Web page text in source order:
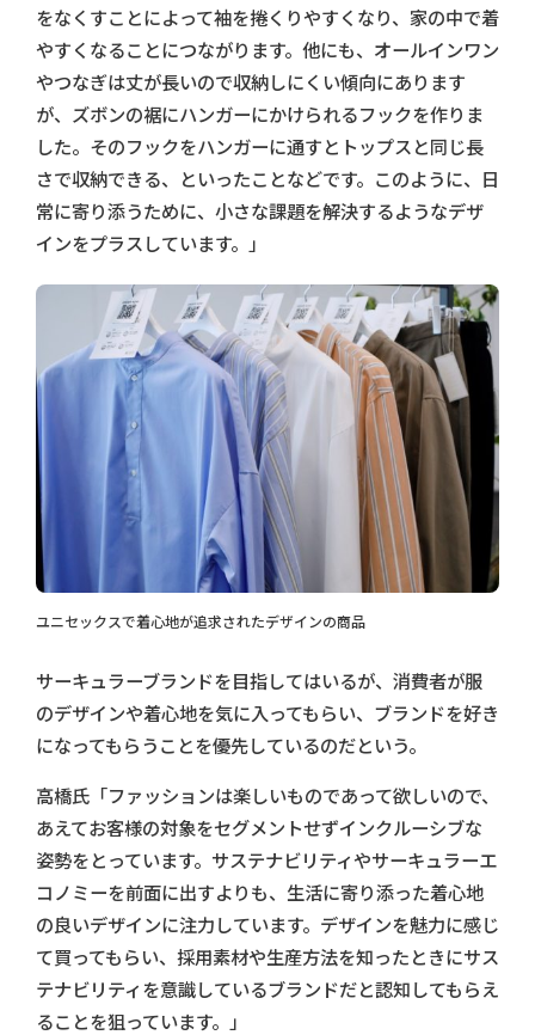
をなくすことによって袖を捲くりやすくなり、家の中で着
やすくなることにつながります。他にも、オールインワン
やつなぎは丈が長いので収納しにくい傾向にあります
が、ズボンの裾にハンガーにかけられるフックを作りま
した。そのフックをハンガーに通すとトップスと同じ長
さで収納できる、といったことなどです。このように、日
常に寄り添うために、小さな課題を解決するようなデザ
インをプラスしています。」
ユニセックスで着心地が追求されたデザインの商品
サーキュラーブランドを目指してはいるが、消費者が服
のデザインや着心地を気に入ってもらい、ブランドを好き
になってもらうことを優先しているのだという。
高橋氏「ファッションは楽しいものであって欲しいので、
あえてお客様の対象をセグメントせずインクルーシブな
姿勢をとっています。サステナビリティやサーキュラーエ
コノミーを前面に出すよりも、生活に寄り添った着心地
の良いデザインに注力しています。デザインを魅力に感じ
て買ってもらい、採用素材や生産方法を知ったときにサス
テナビリティを意識しているブランドだと認知してもらえ
ることを狙っています。」